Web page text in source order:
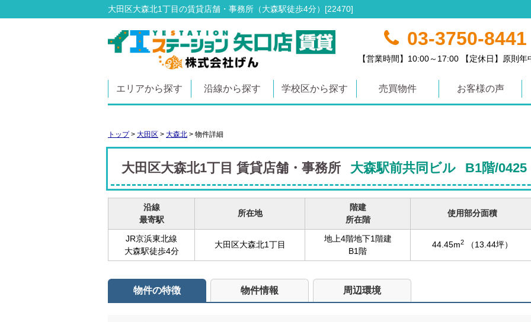
大田区大森北1丁目の賃貸店舗・事務所（大森駅徒歩4分）[22470]
03-3750-8441
【営業時間】10:00～17:00 【定休日】原則年
エリアから探す 沿線から探す 学校区から探す 売買物件 お客様の声
トップ> 大田区 > 大森北 > 物件詳細
大田区大森北1丁目 賃貸店舗・事務所 大森駅前共同ビル B1階/0425
沿線
最寄駅
所在地
階建
所在階
使用部分面積
JR京浜東北線
大森駅徒歩4分
大田区大森北1丁目
地上4階地下1階建
B1階
44.45m2 （13.44坪）
物件の特徴 物件情報 周辺環境